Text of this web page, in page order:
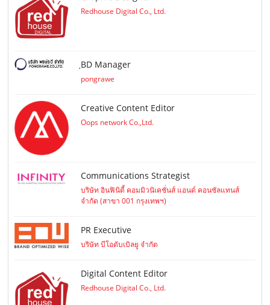
Redhouse Digital Co., Ltd.
ฺBD Manager
pongrawe
Creative Content Editor
Oops network Co.,Ltd.
Communications Strategist
บริษัท อินฟินิตี้ คอมมิวนิเคชั่นส์ แอนด์ คอนซัลแทนส์
จำกัด (สาขา 001 กรุงเทพฯ)
PR Executive
บริษัท บีโอดับเบิลยู จำกัด
Digital Content Editor
Redhouse Digital Co., Ltd.